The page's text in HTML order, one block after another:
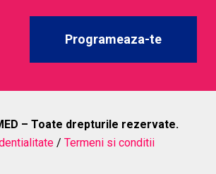
Programeaza-te
– Toate drepturile rezervate.
/ Termeni si conditii